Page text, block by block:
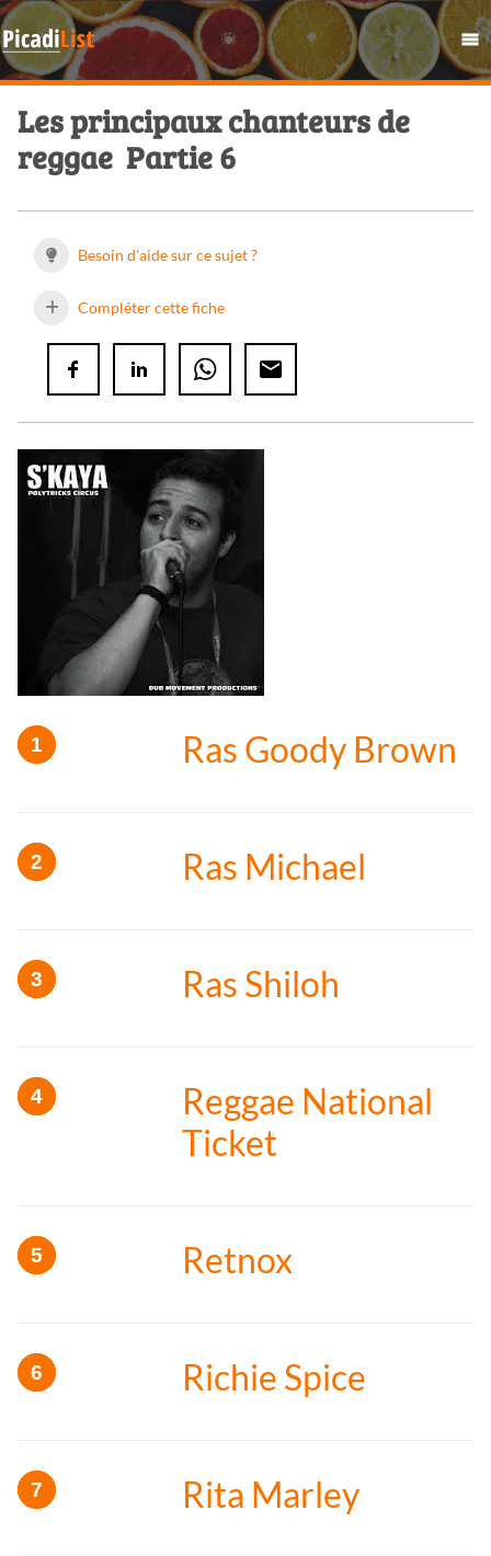
Les principaux chanteurs de
reggae  Partie 6
Besoin d'aide sur ce sujet ?
Compléter cette fiche
Ras Goody Brown
Ras Michael
Ras Shiloh
Reggae National
Ticket
Retnox
Richie Spice
Rita Marley